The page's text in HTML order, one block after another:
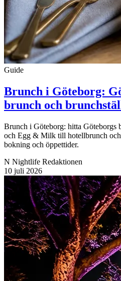
Guide
Brunch i Göteborg:
brunch och
Brunch i Göteborg: hitta Göteborgs
och Egg & Milk till hotellbrunch
bokning och öppettider.
N Nightlife Redaktionen
10 juli 2026